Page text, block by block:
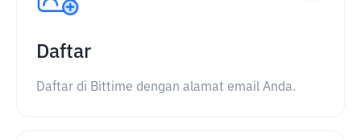
Daftar
Daftar di Bittime dengan alamat email Anda.